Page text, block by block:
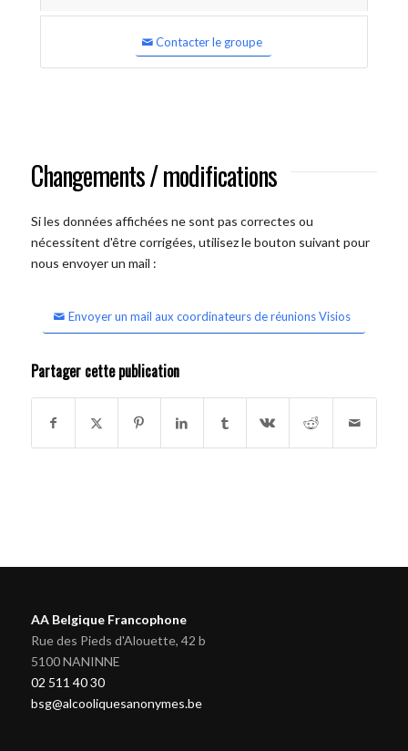
Contacter le groupe
Changements / modifications
Si les données affichées ne sont pas correctes ou
nécessitent d'être corrigées, utilisez le bouton suivant pour
nous envoyer un mail :
Envoyer un mail aux coordinateurs de réunions Visios
Partager cette publication
AA Belgique Francophone
Rue des Pieds d'Alouette, 42 b
5100 NANINNE
02 511 40 30
bsg@alcooliquesanonymes.be